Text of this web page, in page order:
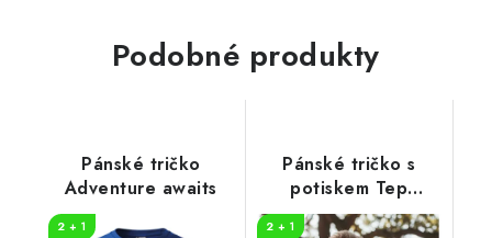
Podobné produkty
Pánské tričko
Adventure awaits
2 + 1
Pánské tričko s
potiskem Tep
horolezec
2 + 1